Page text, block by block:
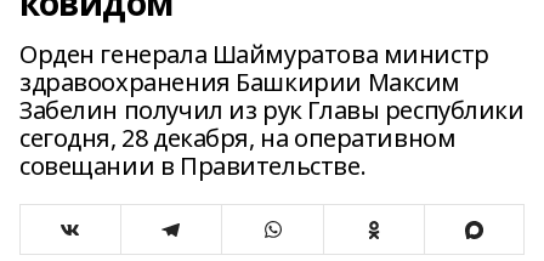
Орден генерала Шаймуратова министр
здравоохранения Башкирии Максим
Забелин получил из рук Главы республики
сегодня, 28 декабря, на оперативном
совещании в Правительстве.